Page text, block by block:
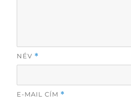
NÉV *
E-MAIL CÍM *